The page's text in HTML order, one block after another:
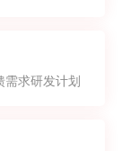
需求研发计划